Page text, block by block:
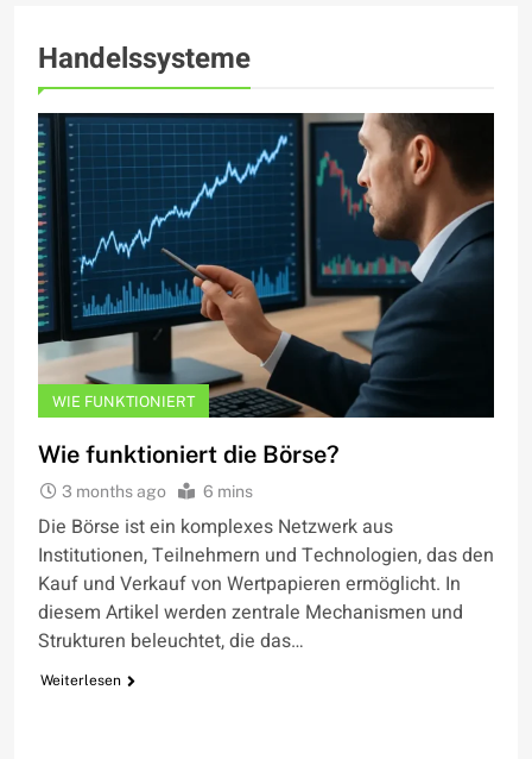
Handelssysteme
WIE FUNKTIONIERT
Wie funktioniert die Börse?
3 months ago 6 mins
Die Börse ist ein komplexes Netzwerk aus
Institutionen, Teilnehmern und Technologien, das den
Kauf und Verkauf von Wertpapieren ermöglicht. In
diesem Artikel werden zentrale Mechanismen und
Strukturen beleuchtet, die das…
Weiterlesen